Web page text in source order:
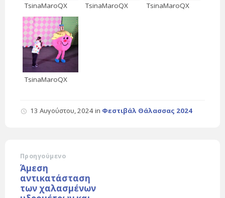
TsinaMaroQX TsinaMaroQX TsinaMaroQX
TsinaMaroQX
13 Αυγούστου, 2024in Φεστιβάλ Θάλασσας 2024
Προηγούμενο
Άμεση
αντικατάσταση
των χαλασμένων